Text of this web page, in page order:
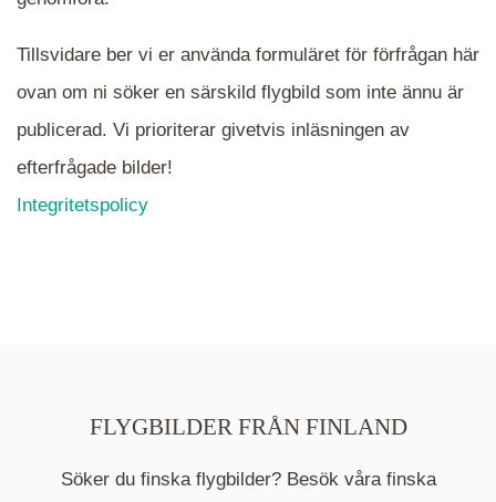
Mappen är en medelpunkt över fotat område och
Tillsvidare ber vi er använda formuläret för förfrågan här
ovan om ni söker en särskild flygbild som inte ännu är
publicerad. Vi prioriterar givetvis inläsningen av
efterfrågade bilder!
Integritetspolicy
FLYGBILDER FRÅN FINLAND
Söker du finska flygbilder? Besök våra finska